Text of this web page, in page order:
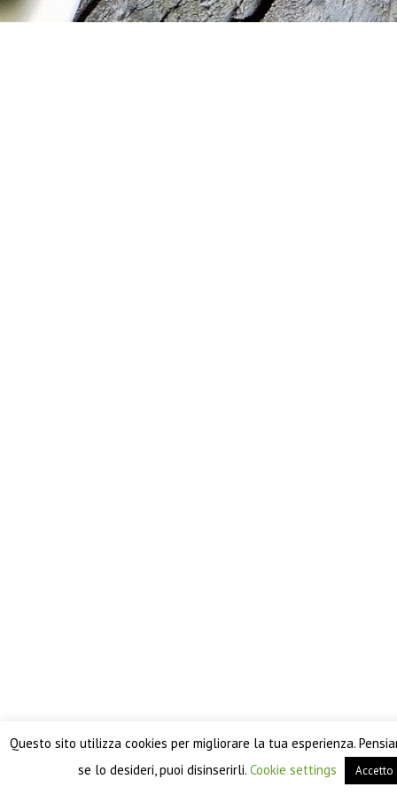
Questo sito utilizza cookies per migliorare la tua esperienza.
se lo desideri, puoi disinserirli. Cookie settings Accetto